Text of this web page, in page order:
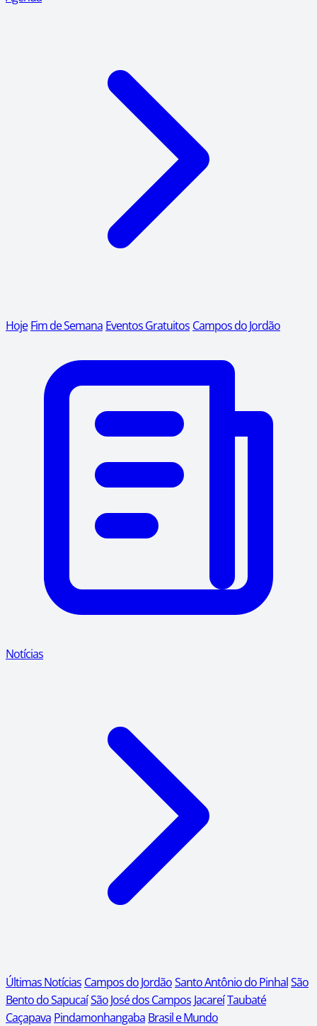
Hoje Fim de Semana Eventos Gratuitos Campos do Jordão
Notícias
Últimas Notícias Campos do JordãoSanto Antônio do PinhalSão
Bento do SapucaíSão José dos Campos JacareíTaubaté
Caçapava Pindamonhangaba Brasil e Mundo